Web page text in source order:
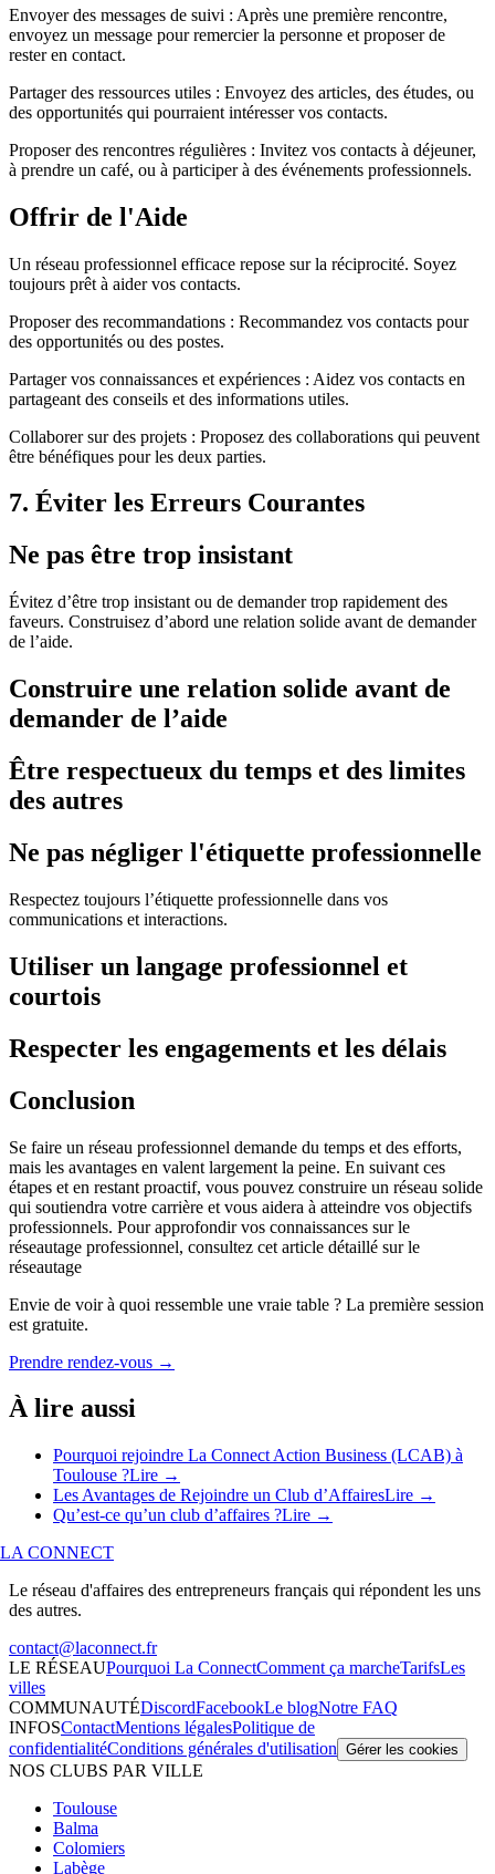
Envoyer des messages de suivi : Après une première rencontre,
envoyez un message pour remercier la personne et proposer de
rester en contact.
Partager des ressources utiles : Envoyez des articles, des études, ou
des opportunités qui pourraient intéresser vos contacts.
Proposer des rencontres régulières : Invitez vos contacts à déjeuner,
à prendre un café, ou à participer à des événements professionnels.
Offrir de l'Aide
Un réseau professionnel efficace repose sur la réciprocité. Soyez
toujours prêt à aider vos contacts.
Proposer des recommandations : Recommandez vos contacts pour
des opportunités ou des postes.
Partager vos connaissances et expériences : Aidez vos contacts en
partageant des conseils et des informations utiles.
Collaborer sur des projets : Proposez des collaborations qui peuvent
être bénéfiques pour les deux parties.
7. Éviter les Erreurs Courantes
Ne pas être trop insistant
Évitez d’être trop insistant ou de demander trop rapidement des
faveurs. Construisez d’abord une relation solide avant de demander
de l’aide.
Construire une relation solide avant de
demander de l’aide
Être respectueux du temps et des limites
des autres
Ne pas négliger l'étiquette professionnelle
Respectez toujours l’étiquette professionnelle dans vos
communications et interactions.
Utiliser un langage professionnel et
courtois
Respecter les engagements et les délais
Conclusion
Se faire un réseau professionnel demande du temps et des efforts,
mais les avantages en valent largement la peine. En suivant ces
étapes et en restant proactif, vous pouvez construire un réseau solide
qui soutiendra votre carrière et vous aidera à atteindre vos objectifs
professionnels. Pour approfondir vos connaissances sur le
réseautage professionnel, consultez cet article détaillé sur le
réseautage
Envie de voir à quoi ressemble une vraie table ? La première session
est gratuite.
Prendre rendez-vous →
À lire aussi
Pourquoi rejoindre La Connect Action Business (LCAB) à
Toulouse ?Lire →
Les Avantages de Rejoindre un Club d’AffairesLire →
Qu’est-ce qu’un club d’affaires ?Lire →
LA CONNECT
Le réseau d'affaires des entrepreneurs français qui répondent les uns
des autres.
contact@laconnect.fr
LE RÉSEAUPourquoi La ConnectComment ça marcheTarifsLes
villes
COMMUNAUTÉDiscordFacebookLe blogNotre FAQ
INFOSContactMentions légalesPolitique de
confidentialitéConditions générales d'utilisation Gérer les cookies
NOS CLUBS PAR VILLE
Toulouse
Balma
Colomiers
Labège